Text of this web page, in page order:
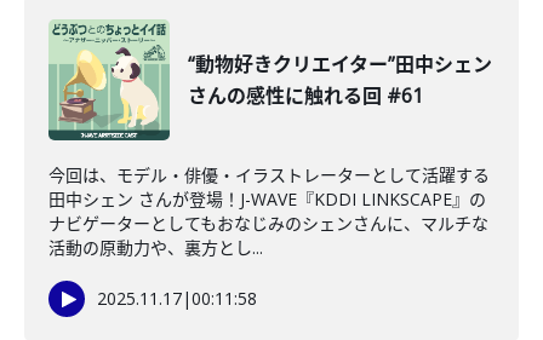
“動物好きクリエイター”田中シェン
さんの感性に触れる回 #61
今回は、モデル・俳優・イラストレーターとして活躍する
田中シェン さんが登場！J-WAVE『KDDI LINKSCAPE』の
ナビゲーターとしてもおなじみのシェンさんに、マルチな
活動の原動力や、裏方とし...
2025.11.17|00:11:58